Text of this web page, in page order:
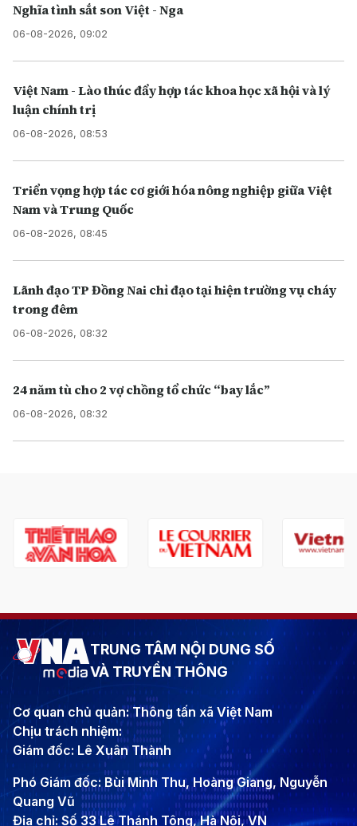
Nghĩa tình sắt son Việt - Nga
06-08-2026, 09:02
Việt Nam - Lào thúc đẩy hợp tác khoa học xã hội và lý
luận chính trị
06-08-2026, 08:53
Triển vọng hợp tác cơ giới hóa nông nghiệp giữa Việt
Nam và Trung Quốc
06-08-2026, 08:45
Lãnh đạo TP Đồng Nai chỉ đạo tại hiện trường vụ cháy
trong đêm
06-08-2026, 08:32
24 năm tù cho 2 vợ chồng tổ chức “bay lắc”
06-08-2026, 08:32
TRUNG TÂM NỘI DUNG SỐ
VÀ TRUYỀN THÔNG
Cơ quan chủ quản: Thông tấn xã Việt Nam
Chịu trách nhiệm:
Giám đốc: Lê Xuân Thành
Phó Giám đốc: Bùi Minh Thu, Hoàng Giang, Nguyễn
Quang Vũ
Địa chỉ: Số 33 Lê Thánh Tông, Hà Nội, VN